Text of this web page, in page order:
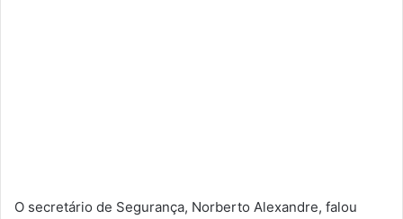
O secretário de Segurança, Norberto Alexandre, falou